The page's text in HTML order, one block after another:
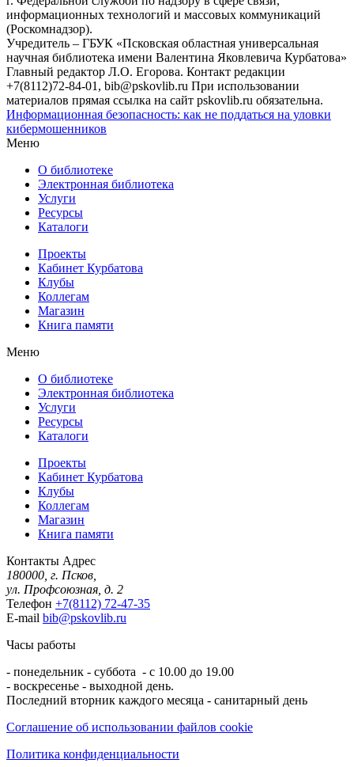
информационных технологий и массовых коммуникаций
(Роскомнадзор).
Учредитель – ГБУК «Псковская областная универсальная
научная библиотека имени Валентина Яковлевича Курбатова»
Главный редактор Л.О. Егорова. Контакт редакции
+7(8112)72-84-01, bib@pskovlib.ru При использовании
материалов прямая ссылка на сайт pskovlib.ru обязательна.
Информационная безопасность: как не поддаться на уловки
кибермошенников
Меню
О библиотеке
Электронная библиотека
Услуги
Ресурсы
Каталоги
Проекты
Кабинет Курбатова
Клубы
Коллегам
Магазин
Книга памяти
Меню
О библиотеке
Электронная библиотека
Услуги
Ресурсы
Каталоги
Проекты
Кабинет Курбатова
Клубы
Коллегам
Магазин
Книга памяти
Контакты Адрес
180000, г. Псков,
ул. Профсоюзная, д. 2
Телефон +7(8112) 72-47-35
E-mail bib@pskovlib.ru
Часы работы
- понедельник - суббота - с 10.00 до 19.00
- воскресенье - выходной день.
Последний вторник каждого месяца - санитарный день
Соглашение об использовании файлов cookie
Политика конфиденциальности